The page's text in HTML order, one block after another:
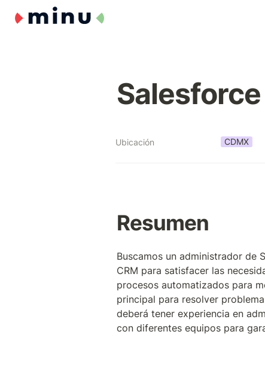
Ubicación CDMX
Resumen
Buscamos un administrador de
CRM para satisfacer las
procesos automatizados para
principal para resolver
deberá tener experiencia en
con diferentes equipos para